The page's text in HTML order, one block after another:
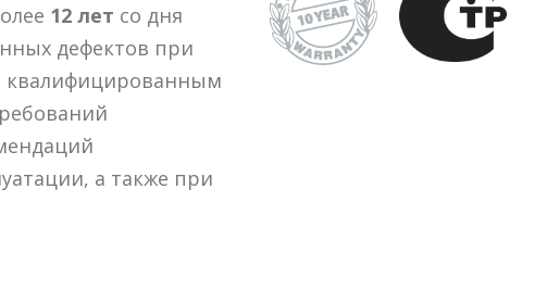
12 лет со дня
дефектов при
квалифицированным
а также при